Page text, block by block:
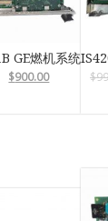
GE燃机系统
$900.00 $